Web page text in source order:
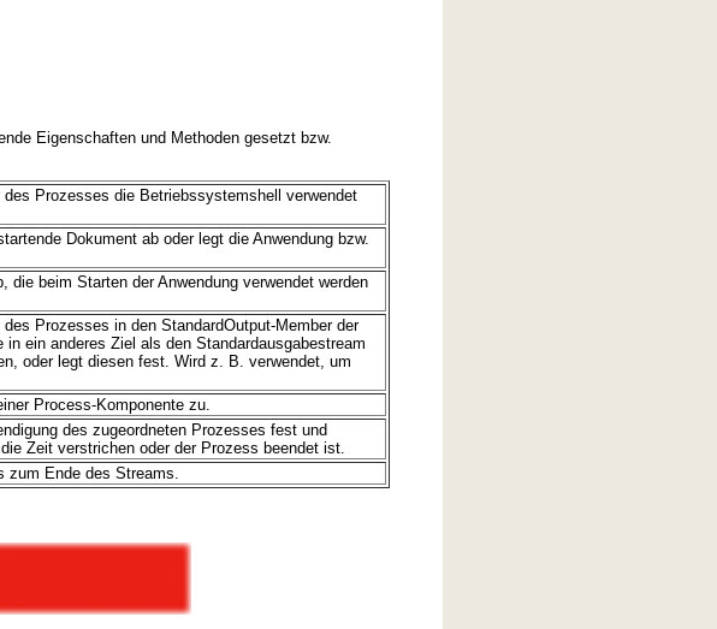
Eigenschaften und Methoden gesetzt bzw.
Prozesses die Betriebssystemshell verwendet
Dokument ab oder legt die Anwendung bzw.
beim Starten der Anwendung verwendet werden
Prozesses in den StandardOutput-Member der
ein anderes Ziel als den Standardausgabestream
oder legt diesen fest. Wird z. B. verwendet, um
Process-Komponente zu.
des zugeordneten Prozesses fest und
Zeit verstrichen oder der Prozess beendet ist.
zum Ende des Streams.